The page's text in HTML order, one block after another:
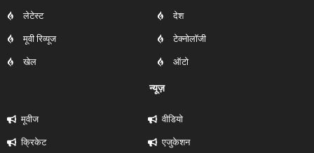
लेटेस्ट
मूवी रिव्यूज
खेल
देश
टेक्नोलॉजी
ऑटो
न्यूज़
मूवीज
क्रिकेट
वीडियो
एजुकेशन